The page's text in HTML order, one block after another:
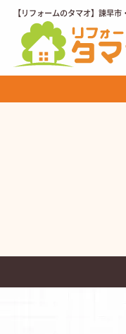
【リフォームのタマオ】諫早